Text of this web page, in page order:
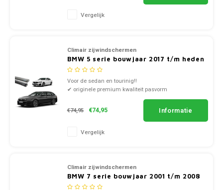
Vergelijk
Climair zijwindschermen
BMW 5 serie bouwjaar 2017 t/m heden
Voor de sedan en tourinig!!
✔ originele premium kwaliteit pasvorm
✔ complete voorzijde set links en rechts
✔ doorzichtig smoke of zwart kunststof
€74,95 €74,95 Informatie
Vergelijk
Climair zijwindschermen
BMW 7 serie bouwjaar 2001 t/m 2008